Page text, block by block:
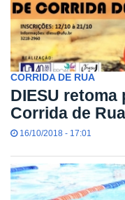
CORRIDA DE RUA
DIESU retoma
Corrida de
16/10/2018 - 17:01